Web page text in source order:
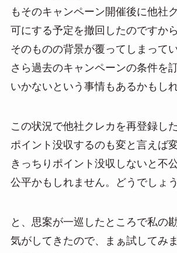
もそのキャンペーン開催後に他社
可にする予定を撤回したのですか
そのものの背景が覆ってしまって
さら過去のキャンペーンの条件を
いかないという事情もあるかもしれ
この状況で他社クレカを再登録し
ポイント没収するのも変と言えば
きっちりポイント没収しないと不
公平かもしれません。どうでしょう
と、思案が一巡したところで私の
気がしてきたので、まぁ試してみ